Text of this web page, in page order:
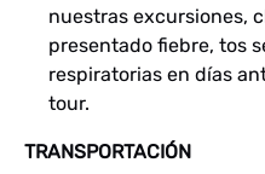
nuestras excursiones,
presentado fiebre, tos
respiratorias en días
tour.
TRANSPORTACIÓN